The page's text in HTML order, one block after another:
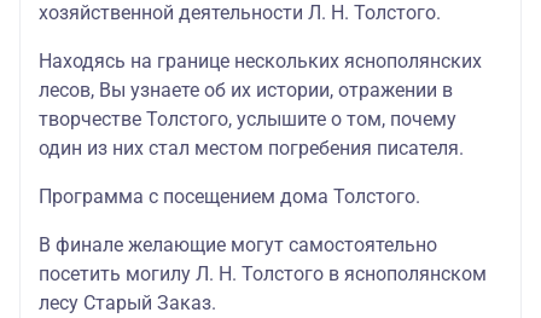
хозяйственной деятельности Л. Н. Толстого.
Находясь на границе нескольких яснополянских
лесов, Вы узнаете об их истории, отражении в
творчестве Толстого, услышите о том, почему
один из них стал местом погребения писателя.
Программа с посещением дома Толстого.
В финале желающие могут самостоятельно
посетить могилу Л. Н. Толстого в яснополянском
лесу Старый Заказ.